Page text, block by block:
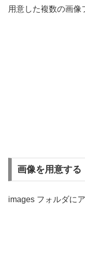
用意した複数の画
画像を用意する
images フォルダに